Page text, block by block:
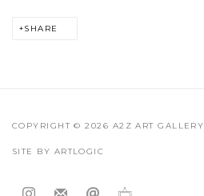
SHARE
COPYRIGHT © 2026 A2Z ART GALLERY
SITE BY ARTLOGIC